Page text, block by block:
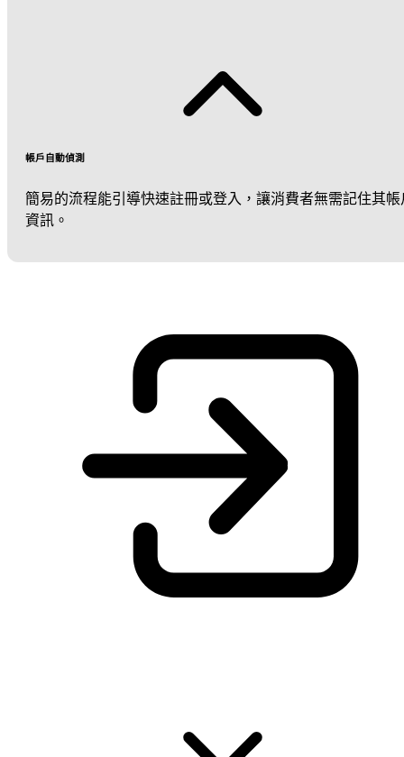
帳戶自動偵測
簡易的流程能引導快速註冊或登入，讓消費者無需記住其帳
資訊。